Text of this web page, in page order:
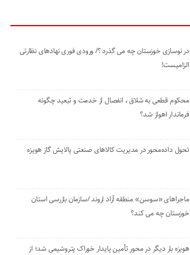
در نوسازی خوزستان چه می گذرد ؟/ ورودی فوری نهادهای نظارتی
الزامیست!
محکوم قطعی به شلاق ، انفصال از خدمت و تبعید چگونه
فرماندار اهواز شد؟
تحول داده‌محور در مدیریت کالاهای صنعتی پالایش گاز هویزه
ماجراهای «سوسن» منطقه آزاد اروند /سازمان بازرسی استان
خوزستان چه می کند؟
هویزه بار دیگر در محور تأمین پایدار خوراک پتروشیمی شد؛ از